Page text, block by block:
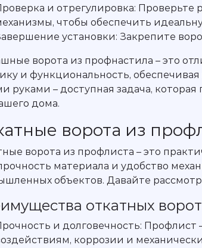
и отрегулировка:
чтобы обеспечить
установки: Закрепите
ворота из профнастила – это
и функциональность,
руками – доступная задача,
дома.
ворота из
ворота из профлиста – это
материала и удобство
объектов. Давайте
откатных
и долговечность:
коррозии и